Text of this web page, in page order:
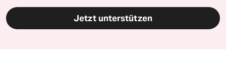
Jetzt unterstützen